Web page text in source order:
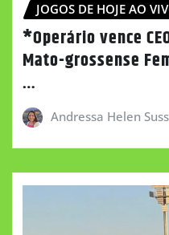
JOGOS DE HOJE AO
*Operário vence
Mato-grossense
…
Andressa Helen